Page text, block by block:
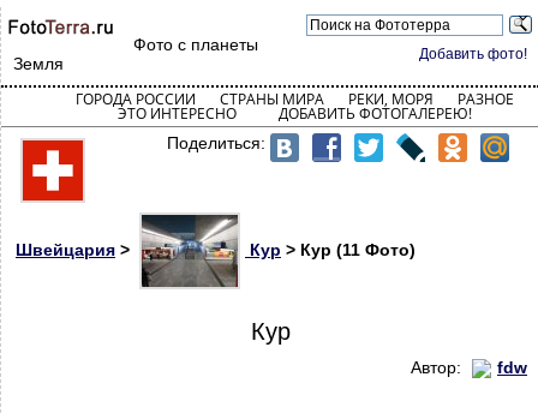
Добавить фото!
Фото с планеты
Земля
ГОРОДА РОССИИ СТРАНЫ МИРА РЕКИ, МОРЯ РАЗНОЕ
ЭТО ИНТЕРЕСНО ДОБАВИТЬ ФОТОГАЛЕРЕЮ!
Поделиться:
Швейцария > Кур > Кур (11 Фото)
Кур
Автор: fdw